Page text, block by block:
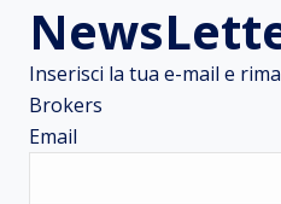
Inserisci la tua e-mail e
Brokers
Email